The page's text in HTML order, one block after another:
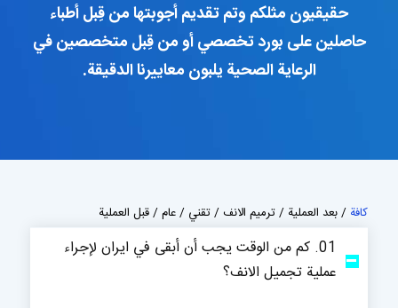
حقيقيون مثلكم وتم تقديم أجوبتها من قِبل أطباء
حاصلين على بورد تخصصي أو من قِبل متخصصين في
الرعاية الصحية يلبون معاييرنا الدقيقة.
كافة / بعد العملية / ترميم الانف / تقني / عام / قبل العملية
01. كم من الوقت يجب أن أبقى في ايران لإجراء
عملية تجميل الانف؟